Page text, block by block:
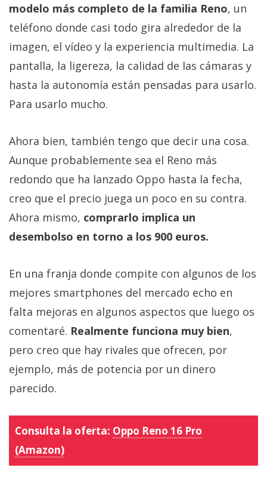
modelo más completo de la familia Reno, un
teléfono donde casi todo gira alrededor de la
imagen, el vídeo y la experiencia multimedia. La
pantalla, la ligereza, la calidad de las cámaras y
hasta la autonomía están pensadas para usarlo.
Para usarlo mucho.
Ahora bien, también tengo que decir una cosa.
Aunque probablemente sea el Reno más
redondo que ha lanzado Oppo hasta la fecha,
creo que el precio juega un poco en su contra.
Ahora mismo, comprarlo implica un
desembolso en torno a los 900 euros.
En una franja donde compite con algunos de los
mejores smartphones del mercado echo en
falta mejoras en algunos aspectos que luego os
comentaré. Realmente funciona muy bien,
pero creo que hay rivales que ofrecen, por
ejemplo, más de potencia por un dinero
parecido.
Consulta la oferta: Oppo Reno 16 Pro
(Amazon)